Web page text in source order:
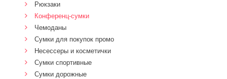
Рюкзаки
Конференц-сумки
Чемоданы
Сумки для покупок промо
Несессеры и косметички
Сумки спортивные
Сумки дорожные